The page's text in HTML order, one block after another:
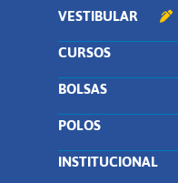
VESTIBULAR
CURSOS
BOLSAS
POLOS
INSTITUCIONAL